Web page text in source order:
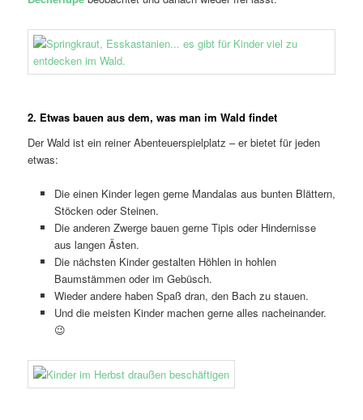
2. Etwas bauen aus dem, was man im Wald findet
Der Wald ist ein reiner Abenteuerspielplatz – er bietet für jeden
etwas:
Die einen Kinder legen gerne Mandalas aus bunten Blättern,
Stöcken oder Steinen.
Die anderen Zwerge bauen gerne Tipis oder Hindernisse
aus langen Ästen.
Die nächsten Kinder gestalten Höhlen in hohlen
Baumstämmen oder im Gebüsch.
Wieder andere haben Spaß dran, den Bach zu stauen.
Und die meisten Kinder machen gerne alles nacheinander.
😉